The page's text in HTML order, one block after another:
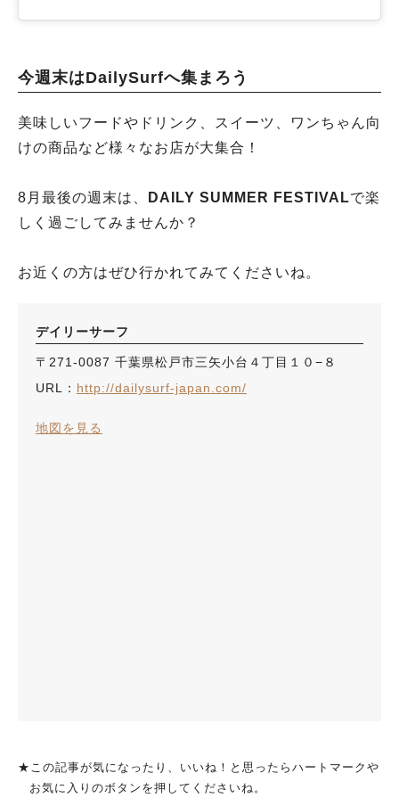
今週末はDailySurfへ集まろう
美味しいフードやドリンク、スイーツ、ワンちゃん向
けの商品など様々なお店が大集合！
8月最後の週末は、 DAILY SUMMER FESTIVALで楽
しく過ごしてみませんか？
お近くの方はぜひ行かれてみてくださいね。
デイリーサーフ
〒271-0087 千葉県松戸市三矢小台４丁目１０−８
URL： http://dailysurf-japan.com/
地図を見る
★この記事が気になったり、いいね！と思ったらハートマークや
お気に入りのボタンを押してくださいね。